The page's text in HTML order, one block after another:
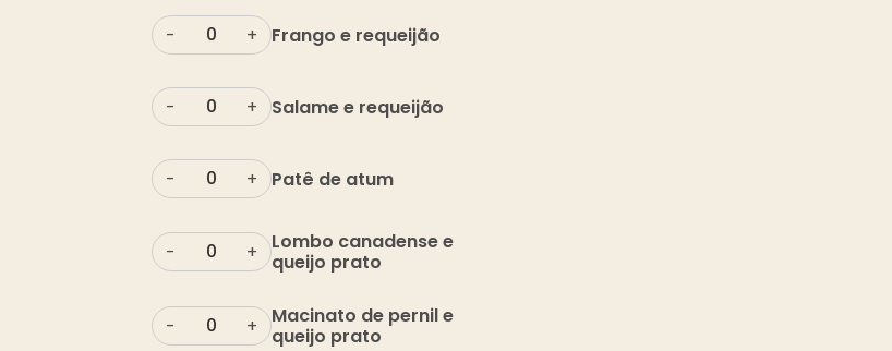
- + Frango e requeijão
- + Salame e requeijão
- + Patê de atum
- +
Lombo canadense e
queijo prato
- +
Macinato de pernil e
queijo prato